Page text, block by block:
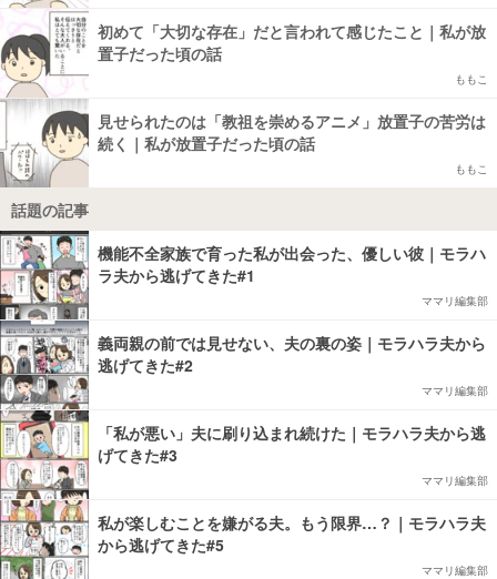
初めて「大切な存在」だと言われて感じたこと｜私が放
置子だった頃の話
ももこ
見せられたのは「教祖を崇めるアニメ」放置子の苦労は
続く｜私が放置子だった頃の話
ももこ
話題の記事
機能不全家族で育った私が出会った、優しい彼｜モラハ
ラ夫から逃げてきた#1
ママリ編集部
義両親の前では見せない、夫の裏の姿｜モラハラ夫から
逃げてきた#2
ママリ編集部
「私が悪い」夫に刷り込まれ続けた｜モラハラ夫から逃
げてきた#3
ママリ編集部
私が楽しむことを嫌がる夫。もう限界…？｜モラハラ夫
から逃げてきた#5
ママリ編集部